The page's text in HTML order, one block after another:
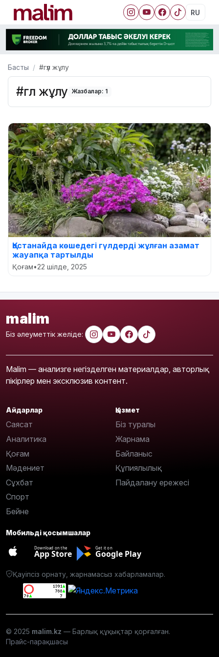
RU
Басты #гүл жұлу
#гүл жұлу Жазбалар: 1
Қостанайда көшедегі гүлдерді жұлған азамат
жауапқа тартылды
Қоғам•22 шілде, 2025
malim
Біз әлеуметтік желіде:
Malim — анализге негізделген материалдар, авторлық
пікірлер мен эксклюзив контент.
Айдарлар
Саясат
Аналитика
Қоғам
Мәдениет
Сұхбат
Спорт
Бейне
Қызмет
Біз туралы
Жарнама
Байланыс
Құпиялылық
Пайдалану ережесі
Мобильді қосымшалар
Download on the
App Store
Get it on
Google Play
Қауіпсіз орнату, жарнамасыз хабарламалар.
© 2025 malim.kz — Барлық құқықтар қорғалған.
Прайс-парақшасы